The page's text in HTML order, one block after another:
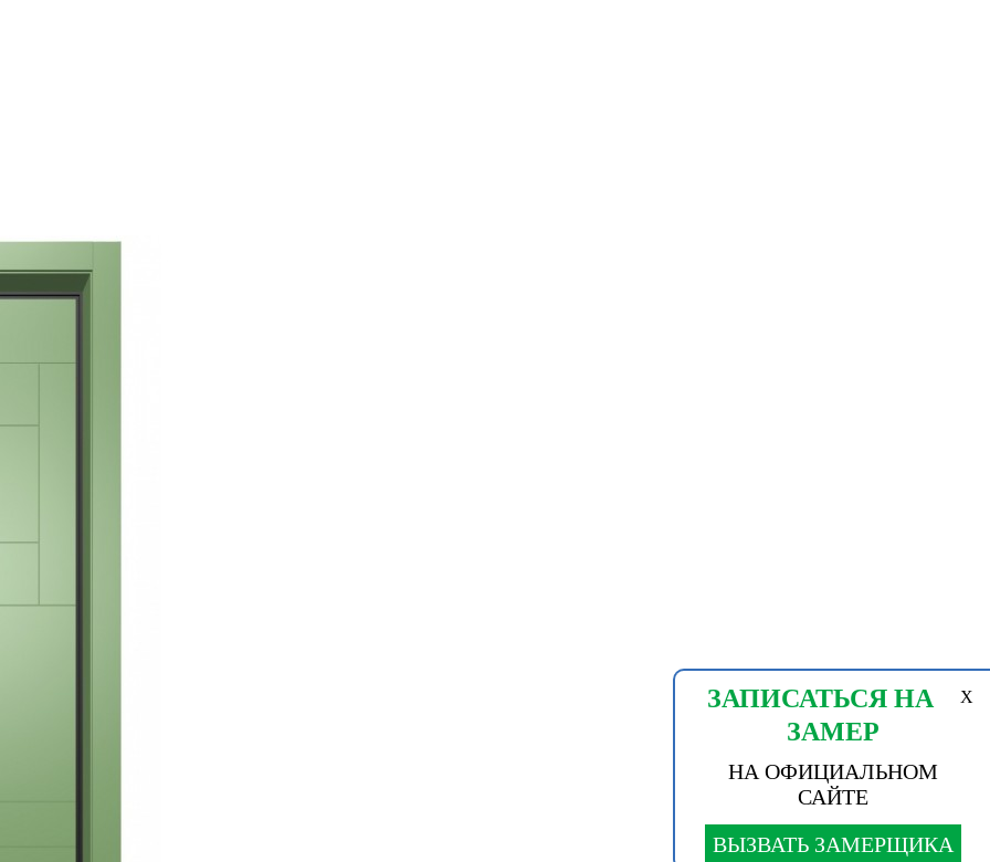
X
ЗАПИСАТЬСЯ НА
ЗАМЕР
НА ОФИЦИАЛЬНОМ
САЙТЕ
ВЫЗВАТЬ ЗАМЕРЩИКА